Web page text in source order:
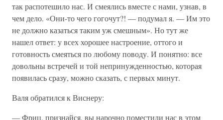
так распотешило нас. И смеялись вместе с нами, узнав, в
чем дело. «Они-то чего гогочут?! — подумал я. — Им это
не должно казаться таким уж смешным». Но тут же
нашел ответ: у всех хорошее настроение, оттого и
готовность смеяться по любому поводу. И понятно: все
довольны встречей и той непринужденностью, которая
появилась сразу, можно сказать, с первых минут.
Валя обратился к Виснеру:
— Фриц, признайся, вы нарочно поместили нас в этом